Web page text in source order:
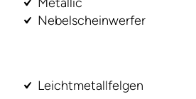
Nebelscheinwerfer
Leichtmetallfelgen